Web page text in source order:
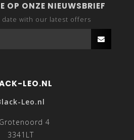
OP ONZE NIEUWSBRIEF
date with our latest offers
LEO.NL
Leo.nl
Grotenoord 4
3341LT